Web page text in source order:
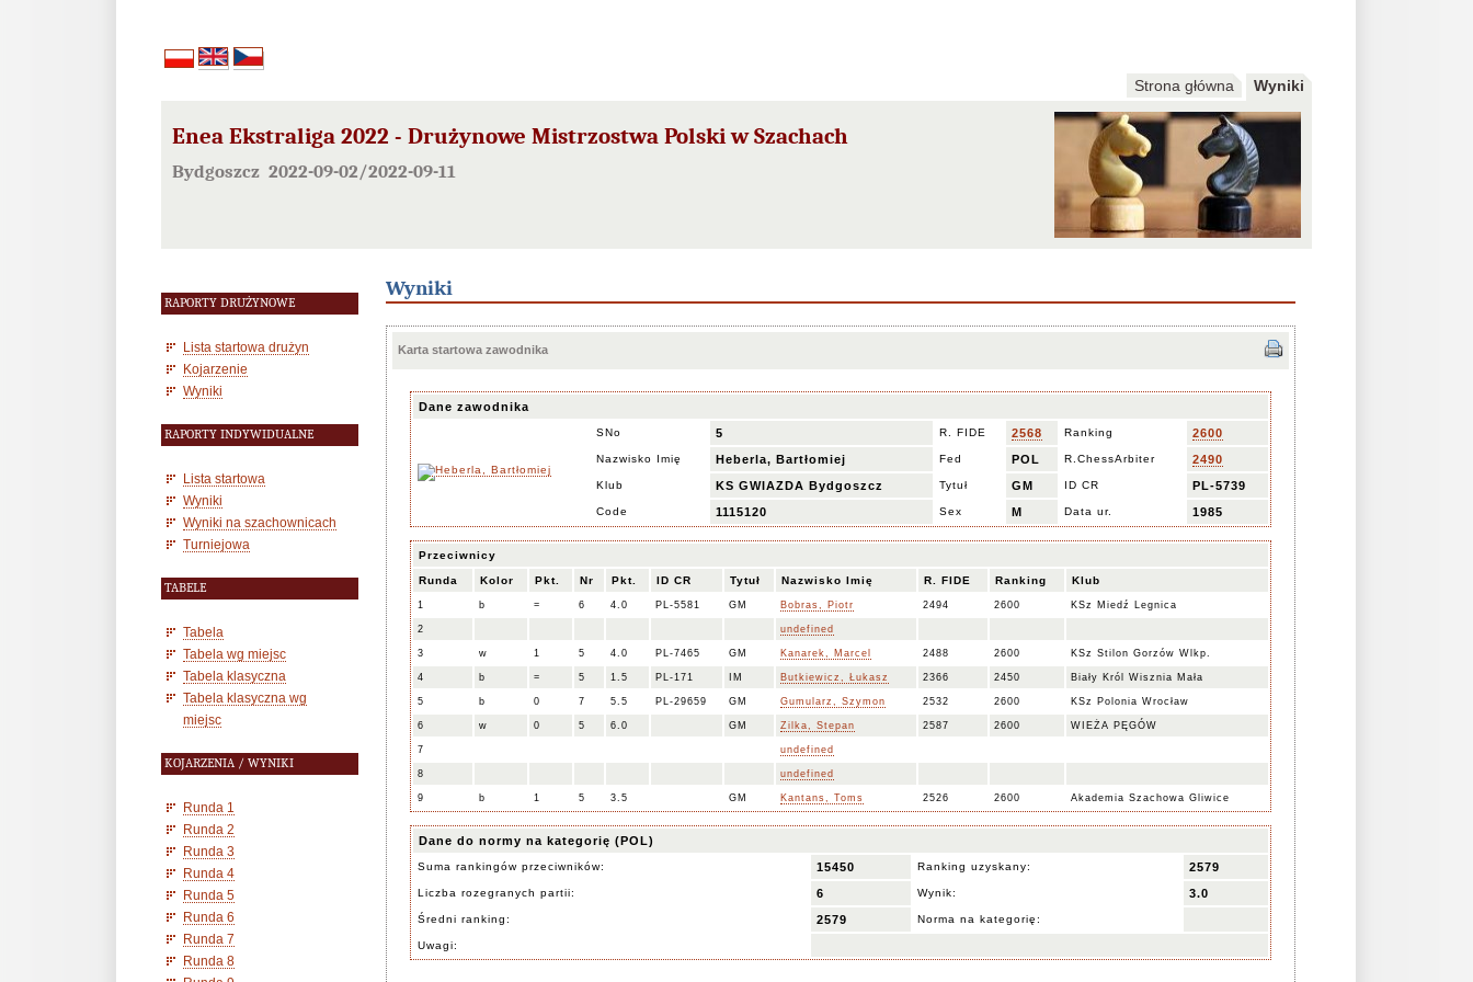
Strona główna Wyniki
Enea Ekstraliga 2022 - Drużynowe Mistrzostwa Polski w Szachach
Bydgoszcz 2022-09-02/2022-09-11
RAPORTY DRUŻYNOWE
Lista startowa drużyn
Kojarzenie
Wyniki
RAPORTY INDYWIDUALNE
Lista startowa
Wyniki
Wyniki na szachownicach
Turniejowa
TABELE
Tabela
Tabela wg miejsc
Tabela klasyczna
Tabela klasyczna wg
miejsc
KOJARZENIA / WYNIKI
Runda 1
Runda 2
Runda 3
Runda 4
Runda 5
Runda 6
Runda 7
Runda 8
Wyniki
Karta startowa zawodnika
Dane zawodnika
SNo 5 R. FIDE 2568 Ranking 2600
Nazwisko Imię Heberla, Bartłomiej Fed POL R.ChessArbiter 2490
Klub KS GWIAZDA Bydgoszcz Tytuł GM ID CR PL-5739
Code 1115120 Sex M Data ur. 1985
Przeciwnicy
Runda Kolor Pkt. Nr Pkt. ID CR Tytuł Nazwisko Imię R. FIDE Ranking Klub
1 b = 6 4.0 PL-5581 GM Bobras, Piotr 2494 2600 KSz Miedź Legnica
2 undefined
3 w 1 5 4.0 PL-7465 GM Kanarek, Marcel 2488 2600 KSz Stilon Gorzów Wlkp.
4 b = 5 1.5 PL-171 IM Butkiewicz, Łukasz 2366 2450 Biały Król Wisznia Mała
5 b 0 7 5.5 PL-29659 GM Gumularz, Szymon 2532 2600 KSz Polonia Wrocław
6 w 0 5 6.0 GM Zilka, Stepan 2587 2600 WIEŻA PĘGÓW
7 undefined
8 undefined
9 b 1 5 3.5 GM Kantans, Toms 2526 2600 Akademia Szachowa Gliwice
Dane do normy na kategorię (POL)
Suma rankingów przeciwników: 15450 Ranking uzyskany: 2579
Liczba rozegranych partii: 6 Wynik: 3.0
Średni ranking: 2579 Norma na kategorię:
Uwagi: